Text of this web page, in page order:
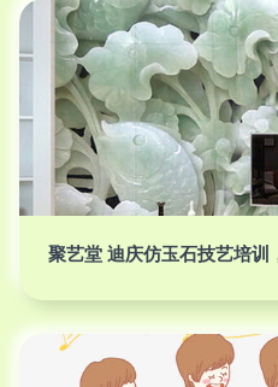
聚艺堂 迪庆仿玉石技艺培训